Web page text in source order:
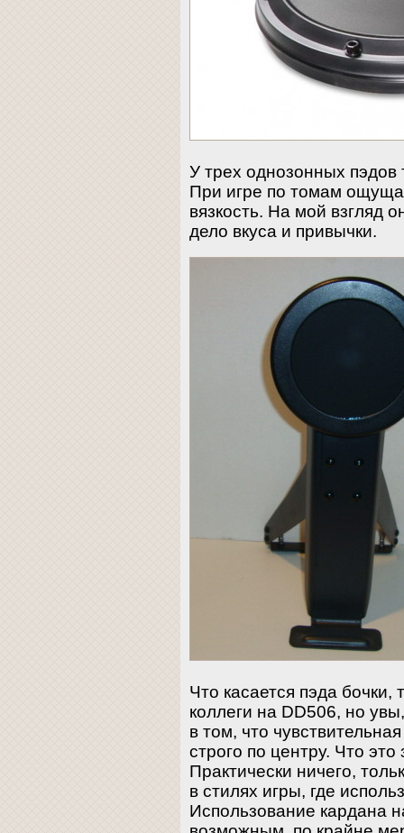
У трех однозонных
При игре по томам
вязкость. На мой взгляд
дело вкуса и привычки.
Что касается пэда бочки,
коллеги на DD506, но
в том, что
строго по центру. Что
Практически ничего,
в стилях игры, где
Использование кардана